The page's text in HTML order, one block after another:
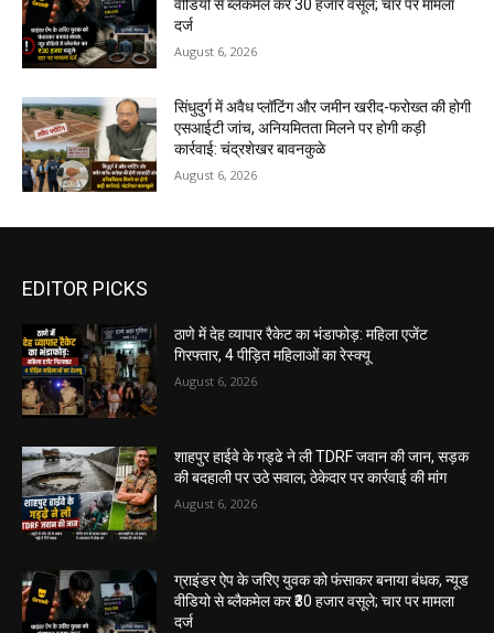
वीडियो से ब्लैकमेल कर ₹30 हजार वसूले; चार पर मामला
दर्ज
August 6, 2026
सिंधुदुर्ग में अवैध प्लॉटिंग और जमीन खरीद-फरोख्त की होगी
एसआईटी जांच, अनियमितता मिलने पर होगी कड़ी
कार्रवाई: चंद्रशेखर बावनकुळे
August 6, 2026
EDITOR PICKS
ठाणे में देह व्यापार रैकेट का भंडाफोड़: महिला एजेंट
गिरफ्तार, 4 पीड़ित महिलाओं का रेस्क्यू
August 6, 2026
शाहपुर हाईवे के गड्ढे ने ली TDRF जवान की जान, सड़क
की बदहाली पर उठे सवाल; ठेकेदार पर कार्रवाई की मांग
August 6, 2026
ग्राइंडर ऐप के जरिए युवक को फंसाकर बनाया बंधक, न्यूड
वीडियो से ब्लैकमेल कर ₹30 हजार वसूले; चार पर मामला
दर्ज